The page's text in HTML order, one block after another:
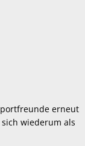
erneut
wiederum als